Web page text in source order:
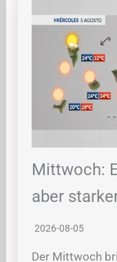
Mittwoch:
aber
2026-08-05
Der Mittwoch